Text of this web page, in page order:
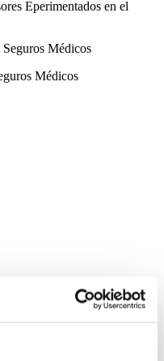
Eperimentados en el
Médicos